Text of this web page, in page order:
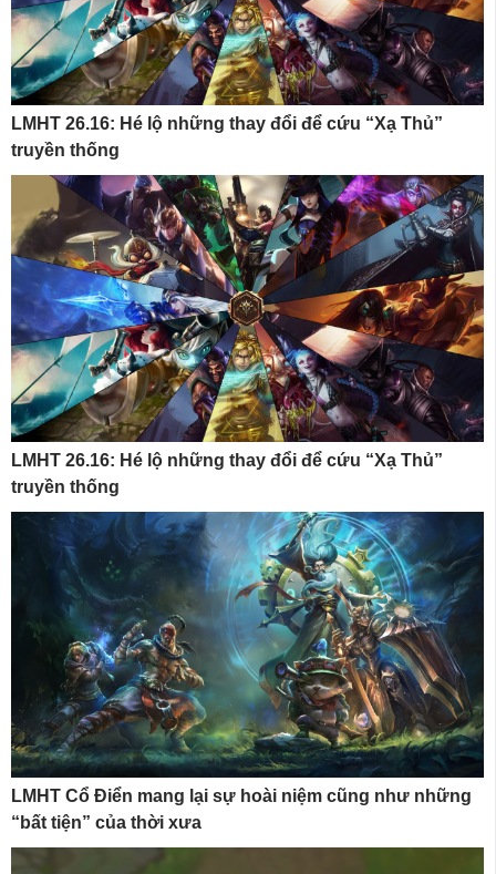
LMHT 26.16: Hé lộ những thay đổi để cứu “Xạ Thủ”
truyền thống
LMHT 26.16: Hé lộ những thay đổi để cứu “Xạ Thủ”
truyền thống
LMHT Cổ Điển mang lại sự hoài niệm cũng như những
“bất tiện” của thời xưa